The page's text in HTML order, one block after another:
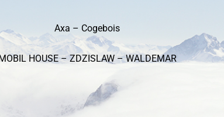
Axa – Cogebois
HOUSE – ZDZISLAW – WALDEMAR